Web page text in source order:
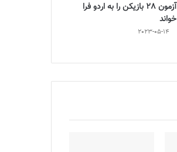
آزمون 28 بازیکن را به اردو فرا
خواند
2023-05-14